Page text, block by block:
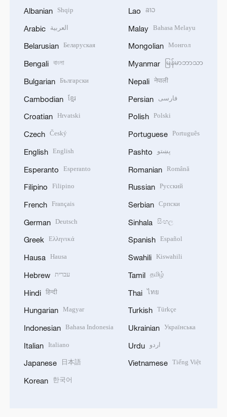
Albanian Shqip
Arabic العربية
Belarusian Беларуская
Bengali বাংলা
Bulgarian Български
Cambodian ខ្មែរ
Croatian Hrvatski
Czech Český
English English
Esperanto Esperanto
Filipino Filipino
French Français
German Deutsch
Greek Ελληνικά
Hausa Hausa
Hebrew עברית
Hindi हिन्दी
Hungarian Magyar
Indonesian Bahasa Indonesia
Italian Italiano
Japanese 日本語
Korean 한국어
Lao ລາວ
Malay Bahasa Melayu
Mongolian Монгол
Myanmar မြန်မာဘာသာ
Nepali नेपाली
Persian فارسی
Polish Polski
Portuguese Português
Pashto پښتو
Romanian Română
Russian Русский
Serbian Српски
Sinhala සිංහල
Spanish Español
Swahili Kiswahili
Tamil தமிழ்
Thai ไทย
Turkish Türkçe
Ukrainian Українська
Urdu اردو
Vietnamese Tiếng Việt